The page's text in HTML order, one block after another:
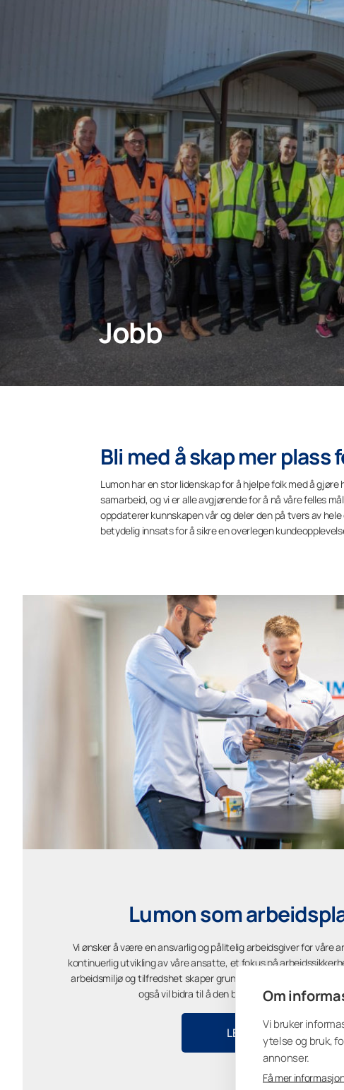
Om
Vi bruker
ytelse og bruk,
annonser.
Få mer
Jobb
Bli med å skap mer plass
Lumon har en stor lidenskap for å hjelpe folk med å
samarbeid, og vi er alle avgjørende for å nå våre felles
oppdaterer kunnskapen vår og deler den på tvers av
betydelig innsats for å sikre en overlegen
Lumon som
Vi ønsker å være en ansvarlig og pålitelig arbeidsgiver for våre
kontinuerlig utvikling av våre ansatte, et fokus på
arbeidsmiljø og tilfredshet skaper grunnlaget for et trygt og
også vil bidra til å den beste servicen til våre
LES MER